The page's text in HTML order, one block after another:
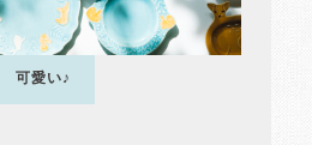
可愛い♪